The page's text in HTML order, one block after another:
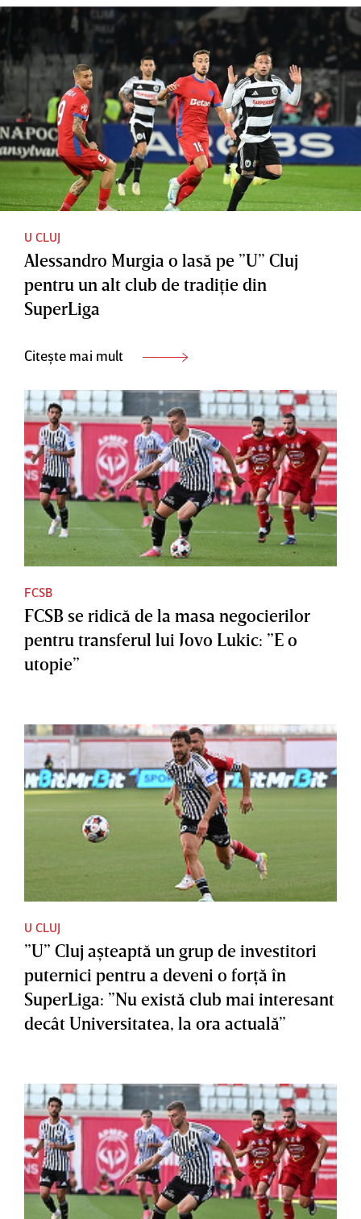
U CLUJ
Alessandro Murgia o lasă pe ”U” Cluj
pentru un alt club de tradiţie din
SuperLiga
Citește mai mult
FCSB
FCSB se ridică de la masa negocierilor
pentru transferul lui Jovo Lukic: ”E o
utopie”
U CLUJ
”U” Cluj aşteaptă un grup de investitori
puternici pentru a deveni o forţă în
SuperLiga: ”Nu există club mai interesant
decât Universitatea, la ora actuală”